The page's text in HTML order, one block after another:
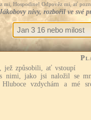
mi, Hospodine! Odpověz mi, ať
nivy, rozbořil ve své
jež způsobili, ať vstoupí
nimi, jako jsi naložil se
Hluboce vzdychám a mé